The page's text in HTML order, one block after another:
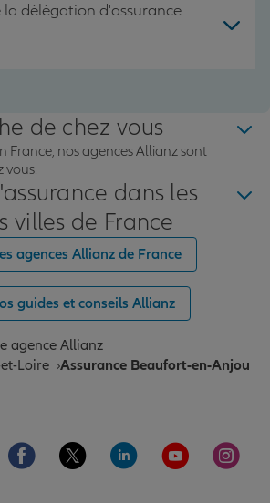
la délégation d'assurance
de chez vous
France, nos agences Allianz sont
vous.
dans les
villes de France
agences Allianz de France
guides et conseils Allianz
agence Allianz
Loire Assurance Beaufort-en-Anjou
Aller sur la page Facebook de Allianz
Aller sur la page Twitter de
Aller sur la page
Aller sur la
Aller